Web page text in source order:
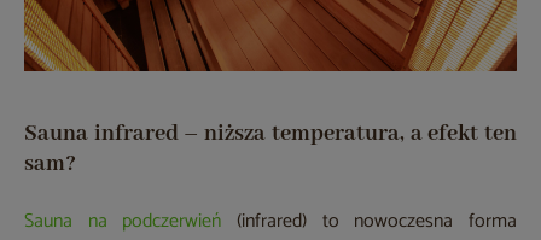
Sauna infrared – niższa temperatura, a efekt ten
sam?
Sauna na podczerwień (infrared) to nowoczesna forma